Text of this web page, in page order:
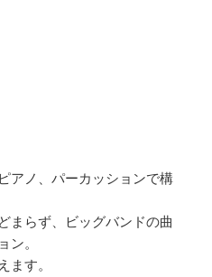
アノ、パーカッションで構
まらず、ビッグバンドの曲
ン。
ます。